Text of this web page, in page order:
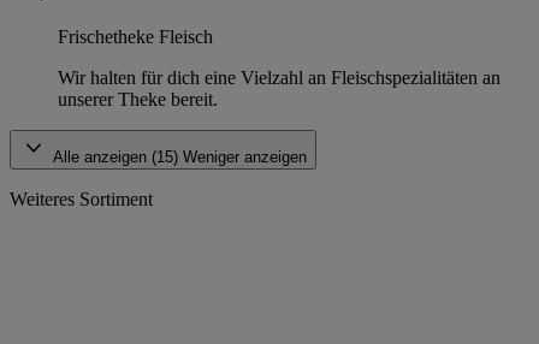
Frischetheke Fleisch
Wir halten für dich eine Vielzahl an Fleischspezialitäten an
unserer Theke bereit.
Alle anzeigen (15) Weniger anzeigen
Weiteres Sortiment